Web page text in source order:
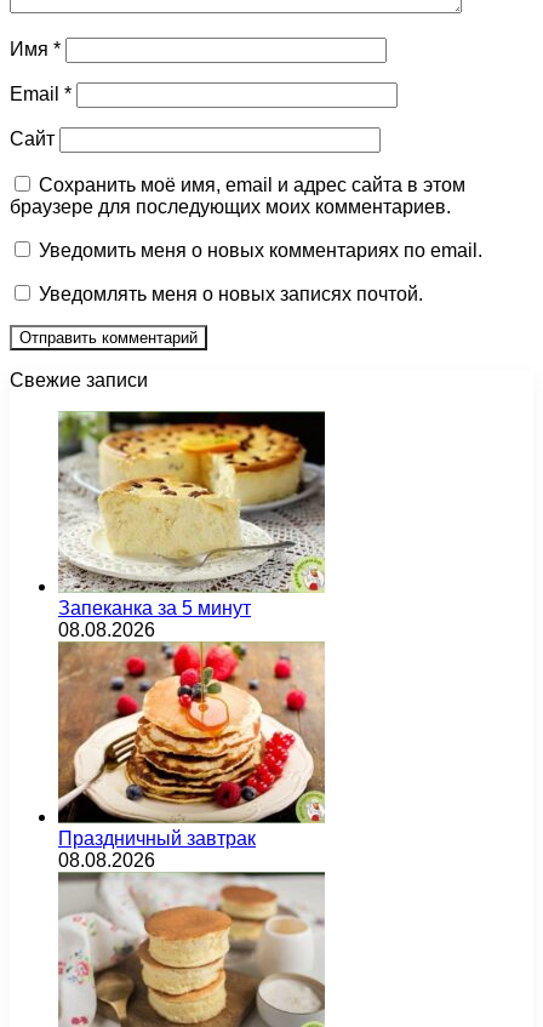
Имя *
Email *
Сайт
Сохранить моё имя, email и адрес сайта в этом
браузере для последующих моих комментариев.
Уведомить меня о новых комментариях по email.
Уведомлять меня о новых записях почтой.
Свежие записи
Запеканка за 5 минут
08.08.2026
Праздничный завтрак
08.08.2026